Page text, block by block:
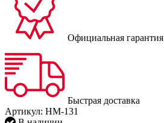
Официальная гарантия
Быстрая доставка
Артикул: HM-131